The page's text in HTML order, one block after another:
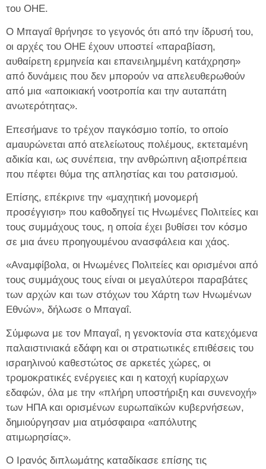
του ΟΗΕ.
Ο Μπαγαΐ θρήνησε το γεγονός ότι από την ίδρυσή του,
οι αρχές του ΟΗΕ έχουν υποστεί «παραβίαση,
αυθαίρετη ερμηνεία και επανειλημμένη κατάχρηση»
από δυνάμεις που δεν μπορούν να απελευθερωθούν
από μια «αποικιακή νοοτροπία και την αυταπάτη
ανωτερότητας».
Επεσήμανε το τρέχον παγκόσμιο τοπίο, το οποίο
αμαυρώνεται από ατελείωτους πολέμους, εκτεταμένη
αδικία και, ως συνέπεια, την ανθρώπινη αξιοπρέπεια
που πέφτει θύμα της απληστίας και του ρατσισμού.
Επίσης, επέκρινε την «μαχητική μονομερή
προσέγγιση» που καθοδηγεί τις Ηνωμένες Πολιτείες και
τους συμμάχους τους, η οποία έχει βυθίσει τον κόσμο
σε μια άνευ προηγουμένου ανασφάλεια και χάος.
«Αναμφίβολα, οι Ηνωμένες Πολιτείες και ορισμένοι από
τους συμμάχους τους είναι οι μεγαλύτεροι παραβάτες
των αρχών και των στόχων του Χάρτη των Ηνωμένων
Εθνών», δήλωσε ο Μπαγαΐ.
Σύμφωνα με τον Μπαγαΐ, η γενοκτονία στα κατεχόμενα
παλαιστινιακά εδάφη και οι στρατιωτικές επιθέσεις του
ισραηλινού καθεστώτος σε αρκετές χώρες, οι
τρομοκρατικές ενέργειες και η κατοχή κυρίαρχων
εδαφών, όλα με την «πλήρη υποστήριξη και συνενοχή»
των ΗΠΑ και ορισμένων ευρωπαϊκών κυβερνήσεων,
δημιούργησαν μια ατμόσφαιρα «απόλυτης
ατιμωρησίας».
Ο Ιρανός διπλωμάτης καταδίκασε επίσης τις